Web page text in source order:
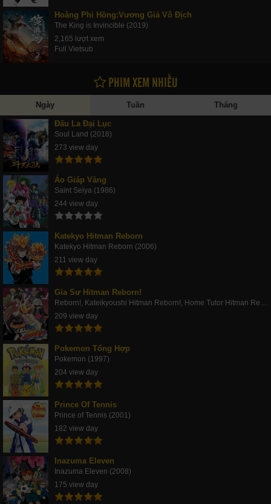
Hoàng Phi Hồng:Vương Giả Vô Địch
The King is Invincible (2019)
2,165 lượt xem
Full Vietsub
PHIM XEM NHIỀU
Ngày Tuần Tháng
Đấu La Đại Lục
Soul Land (2018)
273 view day
Áo Giáp Vàng
Saint Seiya (1986)
244 view day
Katekyo Hitman Reborn
Katekyo Hitman Reborn (2006)
211 view day
Gia Sư Hitman Reborn!
Reborn!, Kateikyoushi Hitman Reborn!, Home Tutor Hitman Rebo (2006)
209 view day
Pokemon Tổng Hợp
Pokemon (1997)
204 view day
Prince Of Tennis
Prince of Tennis (2001)
182 view day
Inazuma Eleven
Inazuma Eleven (2008)
175 view day